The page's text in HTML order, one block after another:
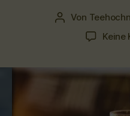
Beitragsautor
Von Teehochn
Keine